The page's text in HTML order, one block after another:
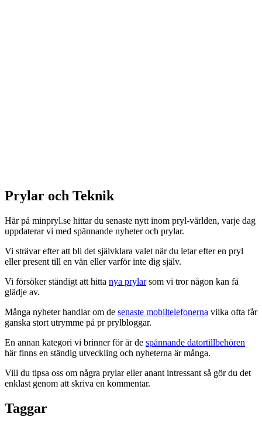
Prylar och Teknik
Här på minpryl.se hittar du senaste nytt inom pryl-världen, varje dag
uppdaterar vi med spännande nyheter och prylar.
Vi strävar efter att bli det självklara valet när du letar efter en pryl
eller present till en vän eller varför inte dig själv.
Vi försöker ständigt att hitta nya prylarsom vi tror någon kan få
glädje av.
Många nyheter handlar om de senaste mobiltelefonerna vilka ofta får
ganska stort utrymme på pr prylbloggar.
En annan kategori vi brinner för är de spännande datortillbehören
här finns en ständig utveckling och nyheterna är många.
Vill du tipsa oss om några prylar eller anant intressant så gör du det
enklast genom att skriva en kommentar.
Taggar